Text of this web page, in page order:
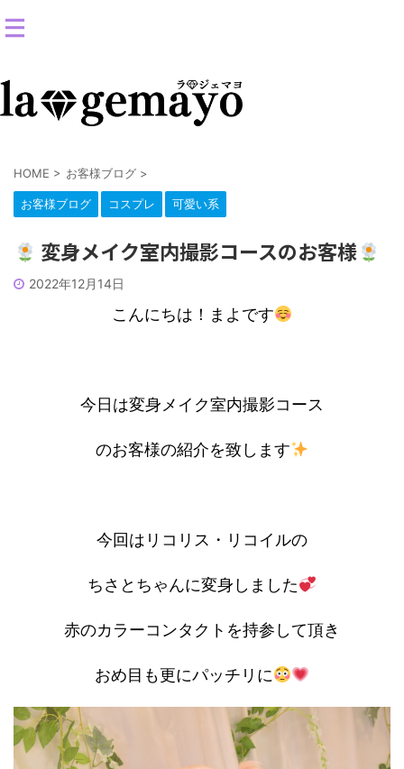
HOME > お客様ブログ >
お客様ブログ コスプレ 可愛い系
変身メイク室内撮影コースのお客様
2022年12月14日
こんにちは！まよです
今日は変身メイク室内撮影コース
のお客様の紹介を致します
今回はリコリス・リコイルの
ちさとちゃんに変身しました
赤のカラーコンタクトを持参して頂き
おめ目も更にパッチリに